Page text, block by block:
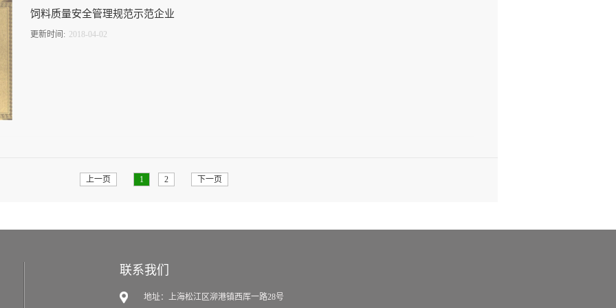
饲料质量安全管理规范示范企业
更新时间: 2018 -04-02
上一页 1 2 下一页
联系我们
地址： 上海松江区泖港镇西厍一路28号